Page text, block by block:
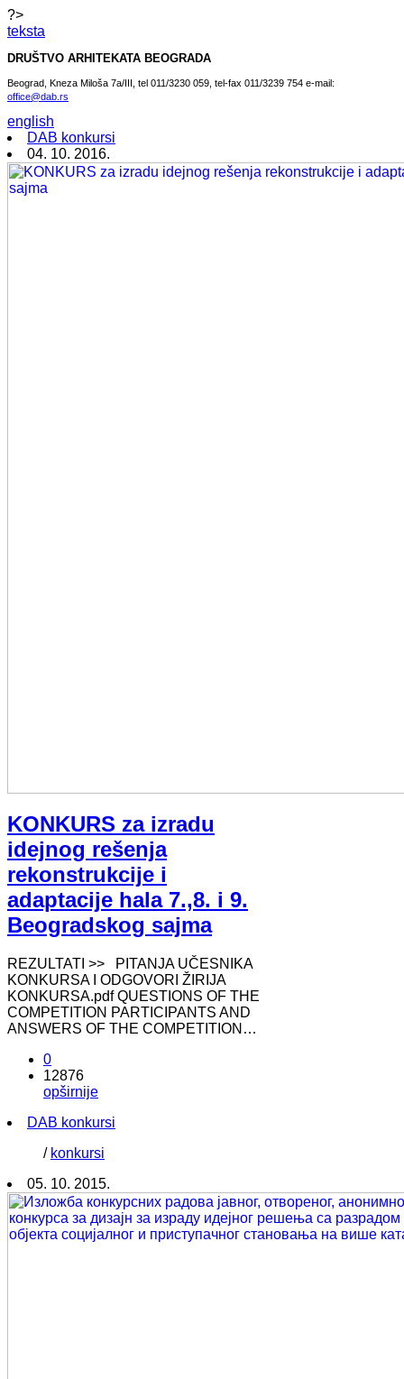
?>
teksta
DRUŠTVO ARHITEKATA BEOGRADA
Beograd, Kneza Miloša 7a/III, tel 011/3230 059, tel-fax 011/3239 754 e-mail:
office@dab.rs
english
DAB konkursi
04. 10. 2016.
KONKURS za izradu
idejnog rešenja
rekonstrukcije i
adaptacije hala 7.,8. i 9.
Beogradskog sajma
REZULTATI >> PITANJA UČESNIKA
KONKURSA I ODGOVORI ŽIRIJA
KONKURSA.pdf QUESTIONS OF THE
COMPETITION PARTICIPANTS AND
ANSWERS OF THE COMPETITION…
0
12876
opširnije
DAB konkursi
/ konkursi
05. 10. 2015.